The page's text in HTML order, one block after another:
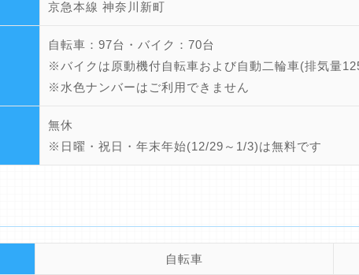
京急本線 神奈川新町
自転車：97台・バイク：70台
※バイクは原動機付自転車および自動二輪車(排気量
※水色ナンバーはご利用できません
無休
※日曜・祝日・年末年始(12/29～1/3)は無料です
自転車